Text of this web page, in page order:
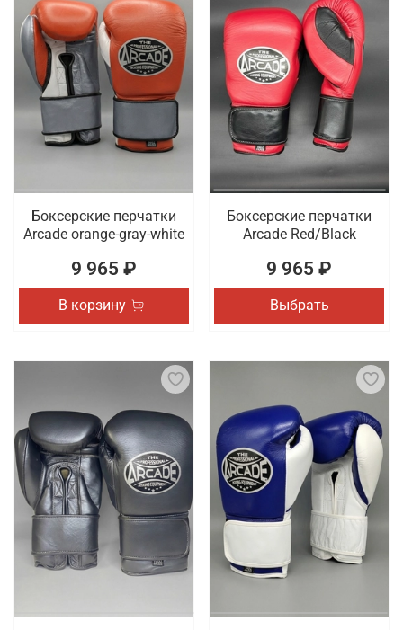
Боксерские перчатки
Arcade orange-gray-white
9 965 ₽
В корзину
Боксерские перчатки
Arcade Red/Black
9 965 ₽
Выбрать